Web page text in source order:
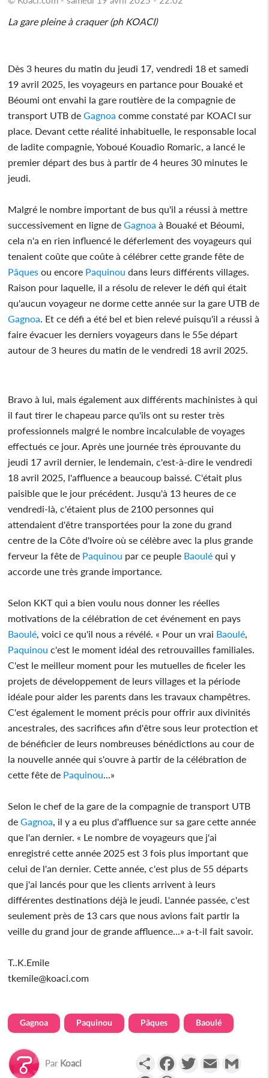
La gare pleine à craquer (ph KOACI)
Dès 3 heures du matin du jeudi 17, vendredi 18 et samedi
19 avril 2025, les voyageurs en partance pour Bouaké et
Béoumi ont envahi la gare routière de la compagnie de
transport UTB deGagnoa comme constaté par KOACI sur
place. Devant cette réalité inhabituelle, le responsable local
de ladite compagnie, Yoboué Kouadio Romaric, a lancé le
premier départ des bus à partir de 4 heures 30 minutes le
jeudi.
Malgré le nombre important de bus qu'il a réussi à mettre
successivement en ligne deGagnoa à Bouaké et Béoumi,
cela n'a en rien influencé le déferlement des voyageurs qui
tenaient coûte que coûte à célébrer cette grande fête de
Pâques ou encore Paquinou dans leurs différents villages.
Raison pour laquelle, il a résolu de relever le défi qui était
qu'aucun voyageur ne dorme cette année sur la gare UTB de
Gagnoa . Et ce défi a été bel et bien relevé puisqu'il a réussi à
faire évacuer les derniers voyageurs dans le 55e départ
autour de 3 heures du matin de le vendredi 18 avril 2025.
Bravo à lui, mais également aux différents machinistes à qui
il faut tirer le chapeau parce qu'ils ont su rester très
professionnels malgré le nombre incalculable de voyages
effectués ce jour. Après une journée très éprouvante du
jeudi 17 avril dernier, le lendemain, c'est-à-dire le vendredi
18 avril 2025, l'affluence a beaucoup baissé. C'était plus
paisible que le jour précédent. Jusqu'à 13 heures de ce
vendredi-là, c'étaient plus de 2100 personnes qui
attendaient d'être transportées pour la zone du grand
centre de la Côte d'Ivoire où se célèbre avec la plus grande
ferveur la fête de Paquinou par ce peuple Baoulé qui y
accorde une très grande importance.
Selon KKT qui a bien voulu nous donner les réelles
motivations de la célébration de cet événement en pays
Baoulé , voici ce qu'il nous a révélé. « Pour un vrai Baoulé
Paquinou c'est le moment idéal des retrouvailles familiales.
C'est le meilleur moment pour les mutuelles de ficeler les
projets de développement de leurs villages et la période
idéale pour aider les parents dans les travaux champêtres.
C'est également le moment précis pour offrir aux divinités
ancestrales, des sacrifices afin d'être sous leur protection et
de bénéficier de leurs nombreuses bénédictions au cour de
la nouvelle année qui s'ouvre à partir de la célébration de
cette fête de Paquinou ...»
Selon le chef de la gare de la compagnie de transport UTB
deGagnoa , il y a eu plus d'affluence sur sa gare cette année
que l'an dernier. « Le nombre de voyageurs que j'ai
enregistré cette année 2025 est 3 fois plus important que
celui de l'an dernier. Cette année, c'est plus de 55 départs
que j'ai lancés pour que les clients arrivent à leurs
différentes destinations déjà le jeudi. L'année passée, c'est
seulement près de 13 cars que nous avions fait partir la
veille du grand jour de grande affluence...» a-t-il fait savoir.
T..K.Emile
tkemile@koaci.com
Gagnoa Paquinou Pâques Baoulé
Par Koaci PartagerFacebookTwitterEmail